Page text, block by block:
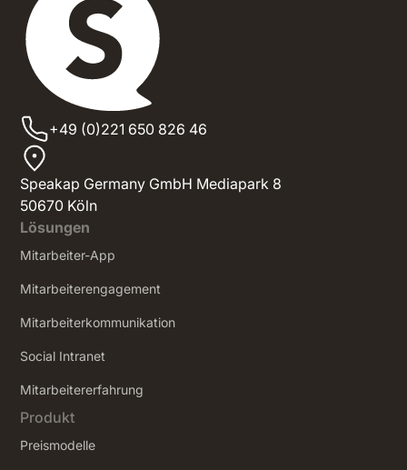
+49 (0)221 650 826 46
Speakap Germany GmbH Mediapark 8
50670 Köln
Lösungen
Mitarbeiter-App
Mitarbeiterengagement
Mitarbeiterkommunikation
Social Intranet
‍Mitarbeitererfahrung
Produkt
Preismodelle